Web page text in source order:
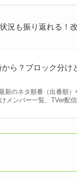
況も振り返れる！
ら？ブロック分け
新のネタ順番（出番順
メンバー一覧、TVer配